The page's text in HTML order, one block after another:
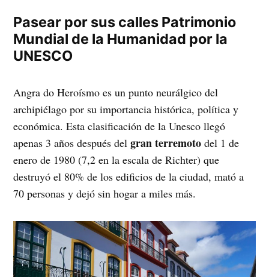
Pasear por sus calles Patrimonio
Mundial de la Humanidad por la
UNESCO
Angra do Heroísmo es un punto neurálgico del
archipiélago por su importancia histórica, política y
económica. Esta clasificación de la Unesco llegó
apenas 3 años después delgran terremoto del 1 de
enero de 1980 (7,2 en la escala de Richter) que
destruyó el 80% de los edificios de la ciudad, mató a
70 personas y dejó sin hogar a miles más.